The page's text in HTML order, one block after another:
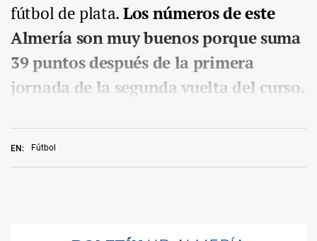
EN: Fútbol
fútbol de plata.Los números de este
Almería son muy buenos porque suma
39 puntos después de la primera
jornada de la segunda vuelta del curso.